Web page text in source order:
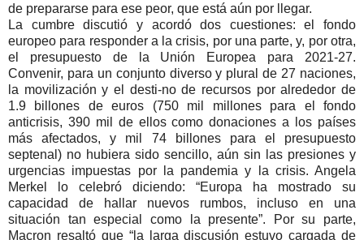
de prepararse para ese peor, que está aún por llegar.
La cumbre discutió y acordó dos cuestiones: el fondo
europeo para responder a la crisis, por una parte, y, por otra,
el presupuesto de la Unión Europea para 2021-27.
Convenir, para un conjunto diverso y plural de 27 naciones,
la movilización y el desti-no de recursos por alrededor de
1.9 billones de euros (750 mil millones para el fondo
anticrisis, 390 mil de ellos como donaciones a los países
más afectados, y mil 74 billones para el presupuesto
septenal) no hubiera sido sencillo, aún sin las presiones y
urgencias impuestas por la pandemia y la crisis. Angela
Merkel lo celebró diciendo:
Europa ha mostrado su
capacidad de hallar nuevos rumbos, incluso en una
situación tan especial como la presente . Por su parte,
Macron resaltó que
la larga discusión estuvo cargada de